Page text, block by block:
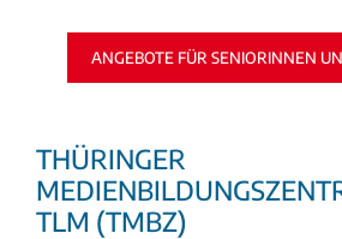
ANGEBOTE FÜR SENIORINNEN
THÜRINGER
TLM (TMBZ)